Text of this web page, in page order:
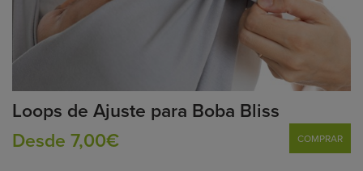
Loops de Ajuste para Boba Bliss
Desde 7,00€
COMPRAR